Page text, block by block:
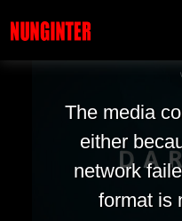
The media
either
network
format is